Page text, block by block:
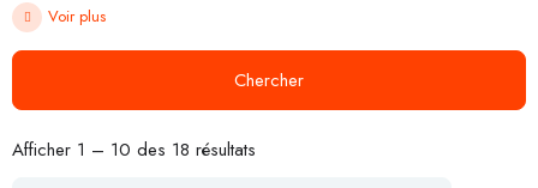
Voir plus
Chercher
Afficher 1 – 10 des 18 résultats